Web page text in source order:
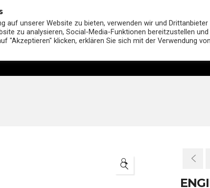
🔍
auf unserer Website zu bieten, verwenden wir und
zu analysieren, Social-Media-Funktionen bereitzustellen
"Akzeptieren" klicken, erklären Sie sich mit der Verwendung